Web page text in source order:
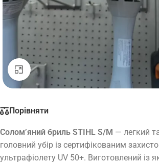
Натисніть, щоб збільшити
Порівняти
Солом’яний бриль STIHL S/M — легкий
головний убір із сертифікованим
ультрафіолету UV 50+. Виготовлений із